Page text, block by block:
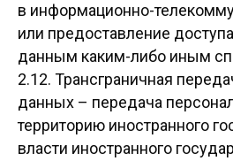
в информационно-
или предоставление
данным каким-либо иным
2.12. Трансграничная
данных – передача
территорию иностранного
власти иностранного